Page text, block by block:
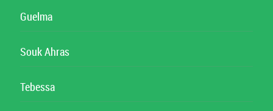
Guelma
Souk Ahras
Tebessa